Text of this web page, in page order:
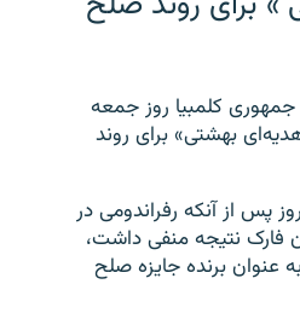
کلمبیا روز جمعه
بهشتی» برای روند
آکادمی نوبل، در ماه اکتبر ۴ روز پس از آنکه رفراندومی در
فارک نتیجه منفی داشت،
عنوان برنده جایزه صلح